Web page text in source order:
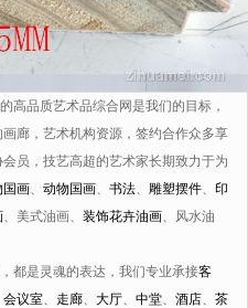
品质艺术品综合网是我们的目标，
廊，艺术机构资源，签约合作众多享
员，技艺高超的艺术家长期致力于为
国画 动物国画 书法 雕塑摆件
印
、美式油画、 装饰花卉油画 、风水油
是灵魂的表达，我们专业承接客
会议室 走廊 大厅 中堂 酒店
茶